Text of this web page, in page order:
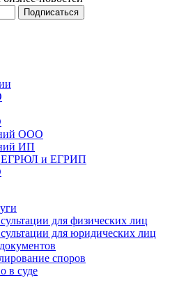
Подписаться
ООО
ИП
ЕГРЮЛ и ЕГРИП
для физических лиц
для юридических лиц
споров
в суде